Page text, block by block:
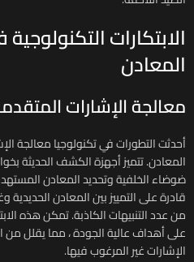
الابتكارات
المعادن
معالجة الإشارات
أحدثت التطورات في تكنولوجيا معالجة
المعادن. تتميز أجهزة الكشف الحديثة
ضوضاء الخلفية وتحديد المعادن
قادرة على التمييز بين المعادن الحديدية
من عدد التنبيهات الكاذبة. تمكن هذه
على أهداف عالية الجودة ، مما يقلل
الإشارات غير المرغوب فيها.